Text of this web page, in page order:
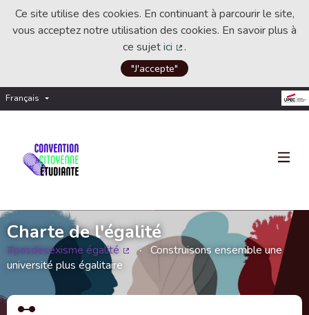
Ce site utilise des cookies. En continuant à parcourir le site,
vous acceptez notre utilisation des cookies. En savoir plus à
ce sujetici
(Lien externe)
.
"J'accepte"
Français Choisir la langue
Charte de l'égalité
#pasdesexisme égalité
(Lien externe)
Construisons ensemble une
université plus égalitaire